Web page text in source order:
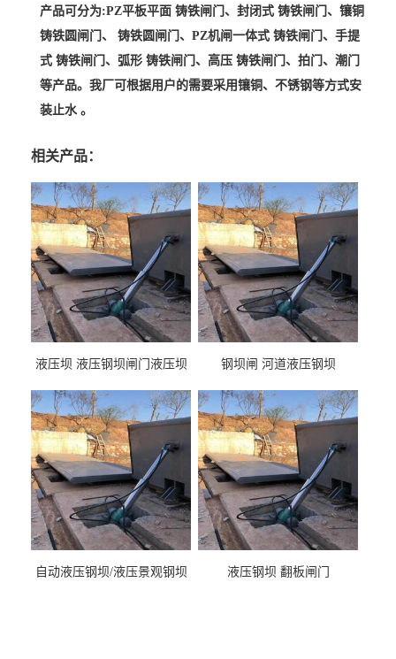
产品可分为:PZ平板平面 铸铁闸门、封闭式 铸铁闸门、镶铜
铸铁圆闸门、 铸铁圆闸门、PZ机闸一体式 铸铁闸门、手提
式 铸铁闸门、弧形 铸铁闸门、高压 铸铁闸门、拍门、潮门
等产品。我厂可根据用户的需要采用镶铜、不锈钢等方式安
装止水 。
相关产品：
液压坝 液压钢坝闸门液压坝
钢坝闸 河道液压钢坝
自动液压钢坝/液压景观钢坝 液压钢坝 翻板闸门